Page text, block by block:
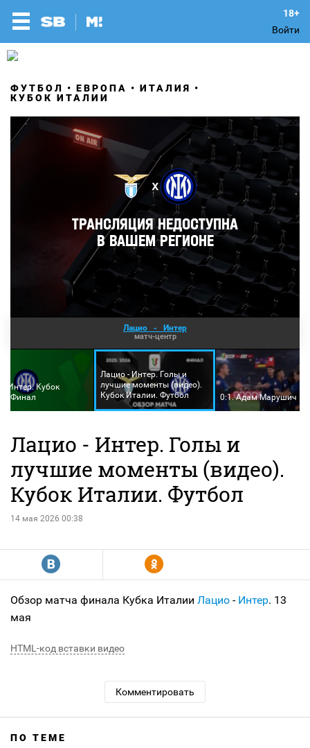
Войти
ФУТБОЛ ЕВРОПА
ИТАЛИЯ
КУБОК ИТАЛИИ
Лацио - Интер
матч-центр
- Интер. Кубок
Финал
Лацио - Интер. Голы и
лучшие моменты (видео).
Кубок Италии. Футбол
0:1. Адам Марушич
Лацио - Интер. Голы и
лучшие моменты (видео).
Кубок Италии. Футбол
14 мая 2026 00:38
R Y
Обзор матча финала Кубка Италии Лацио - Интер. 13
мая
HTML-код вставки видео
Комментировать
ПО ТЕМЕ